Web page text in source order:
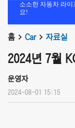
소소한 자동차 라
요!
홈 Car 자료실
2024년 7월
운영자
2024-08-01 15:15